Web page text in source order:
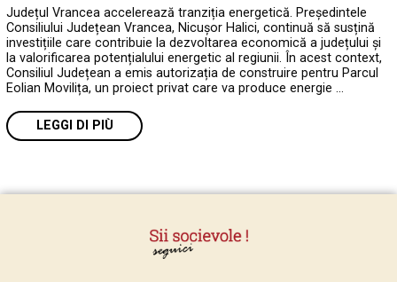
Județul Vrancea accelerează tranziția energetică. Președintele
Consiliului Județean Vrancea, Nicușor Halici, continuă să susțină
investițiile care contribuie la dezvoltarea economică a județului și
la valorificarea potențialului energetic al regiunii. În acest context,
Consiliul Județean a emis autorizația de construire pentru Parcul
Eolian Movilița, un proiect privat care va produce energie …
LEGGI DI PIÙ